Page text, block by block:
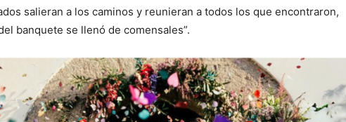
salieran a los caminos y reunieran a todos los que encontraron,
banquete se llenó de comensales”.